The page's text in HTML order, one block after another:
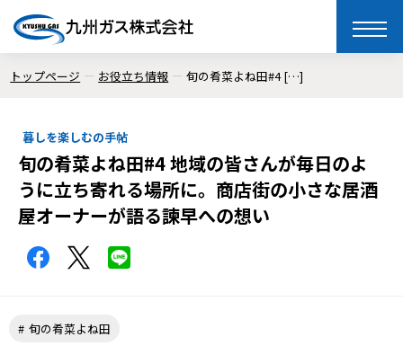
toggle
トップページ お役立ち情報 旬の肴菜よね田#4 […]
暮しを楽しむの手帖
旬の肴菜よね田#4 地域の皆さんが毎日のよ
うに立ち寄れる場所に。商店街の小さな居酒
屋オーナーが語る諫早への想い
旬の肴菜よね田